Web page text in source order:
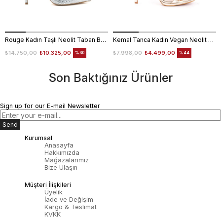
Rouge Kadın Taşlı Neolit Taban Beyaz Süet Gece & Abiye Ayakkabı
₺10.325,00
₺14.750,00 %30
Kemal Tanca Kadın Vegan Neolit Taban Rose Gece & Abiye Sandalet
₺4.499,00
₺7.998,00 %44
Son Baktığınız Ürünler
Sign up for our E-mail Newsletter
Send
Kurumsal
Anasayfa
Hakkımızda
Mağazalarımız
Bize Ulaşın
Müşteri İlişkileri
Üyelik
İade ve Değişim
Kargo & Teslimat
KVKK